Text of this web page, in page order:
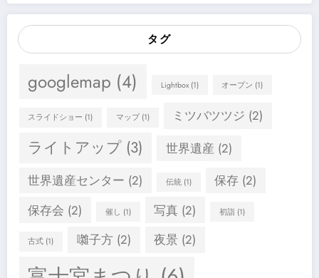
タグ
googlemap (4) Lightbox(1) オープン (1)
スライドショー (1) マップ(1) ミツバツツジ (2)
ライトアップ (3) 世界遺産 (2)
世界遺産センター (2) 伝統(1) 保存 (2)
保存会 (2) 催し (1) 写真 (2) 初詣(1)
古式 (1) 囃子方(2) 夜景 (2)